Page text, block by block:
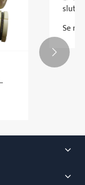
med
mere >>
